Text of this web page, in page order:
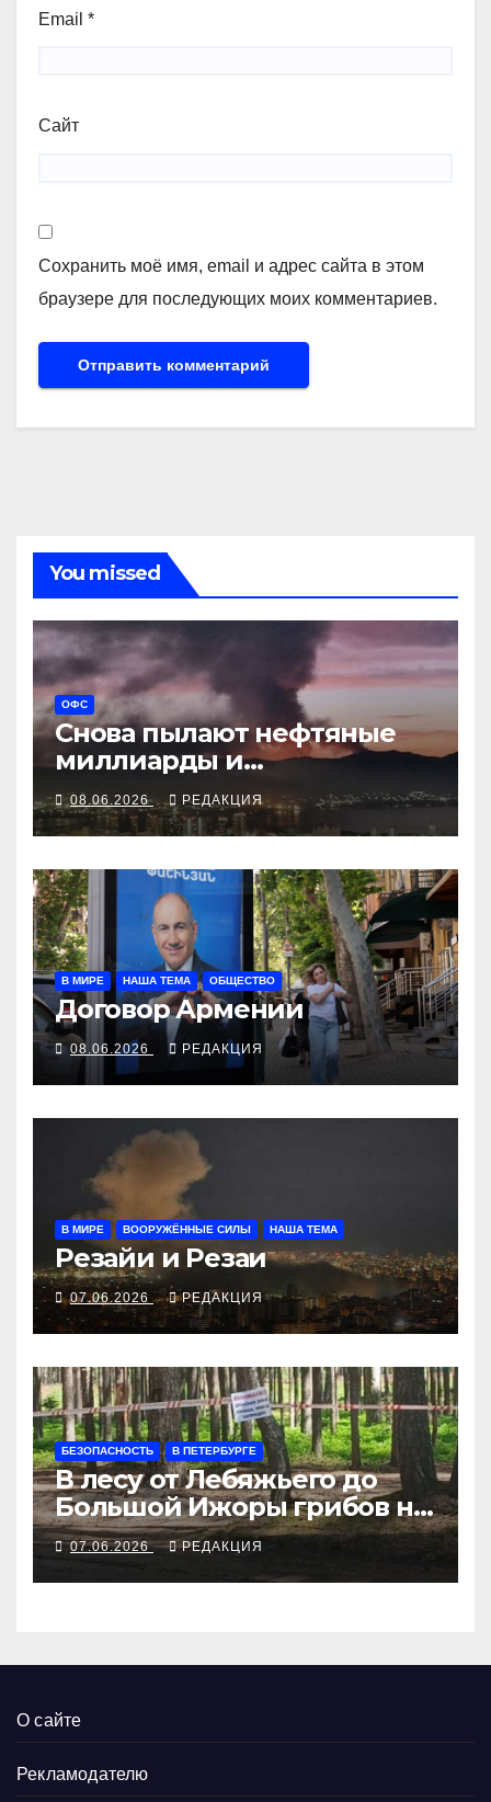
Email *
Сайт
Сохранить моё имя, email и адрес сайта в этом
браузере для последующих моих комментариев.
You missed
ОФС
Снова пылают нефтяные
миллиарды и
черноморская гордость
«Шесхарис»
08.06.2026 РЕДАКЦИЯ
В МИРЕ НАША ТЕМА ОБЩЕСТВО
Договор Армении
08.06.2026 РЕДАКЦИЯ
В МИРЕ ВООРУЖЁННЫЕ СИЛЫ НАША ТЕМА
Резайи и Резаи
07.06.2026 РЕДАКЦИЯ
БЕЗОПАСНОСТЬ В ПЕТЕРБУРГЕ
В лесу от Лебяжьего до
Большой Ижоры грибов не
соберёшь
07.06.2026 РЕДАКЦИЯ
О сайте
Рекламодателю